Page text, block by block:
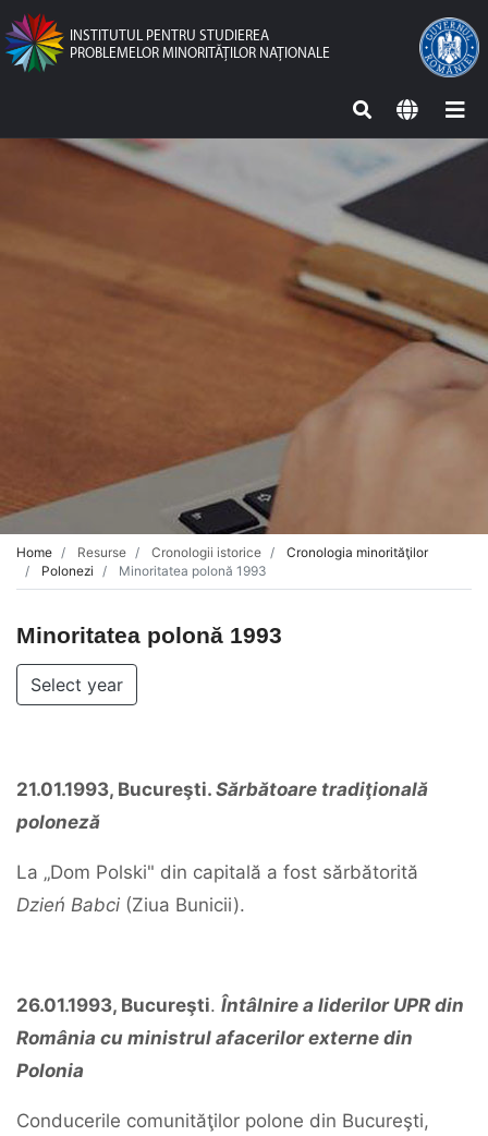
INSTITUTUL PENTRU STUDIEREA
PROBLEMELOR MINORITĂŢILOR NAŢIONALE
Home Resurse Cronologii istorice
Cronologia minorităţilor
Polonezi
Minoritatea polonă 1993
Minoritatea polonă 1993
Select year
21.01.1993, Bucureşti. Sărbătoare tradiţională
poloneză
La „Dom Polski" din capitală a fost sărbătorită
Dzień Babci (Ziua Bunicii).
26.01.1993, Bucureşti. Întâlnire a liderilor UPR din
România cu ministrul afacerilor externe din
Polonia
Conducerile comunităţilor polone din Bucureşti,